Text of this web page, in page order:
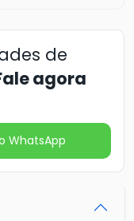
de
agora
WhatsApp